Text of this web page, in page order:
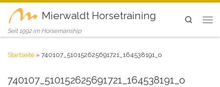
Mierwaldt Horsetraining
Seit 1992 im Horsemanship
Search
Startseite » 740107_510152625691721_164538191_o
740107_510152625691721_164538191_o